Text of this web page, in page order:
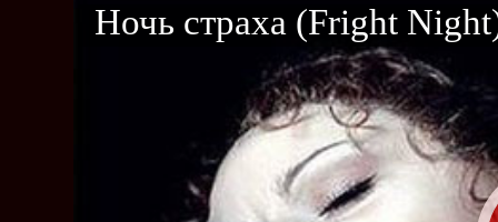
Ночь страха (Fright